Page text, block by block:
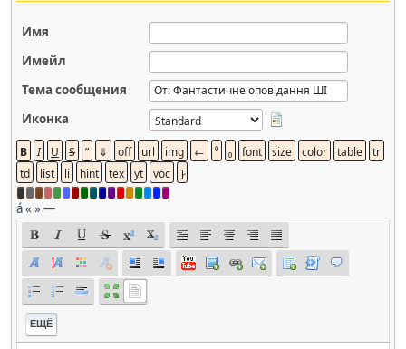
Имя
Имейл
Тема сообщения
Иконка
á« »—
ЕЩЁ